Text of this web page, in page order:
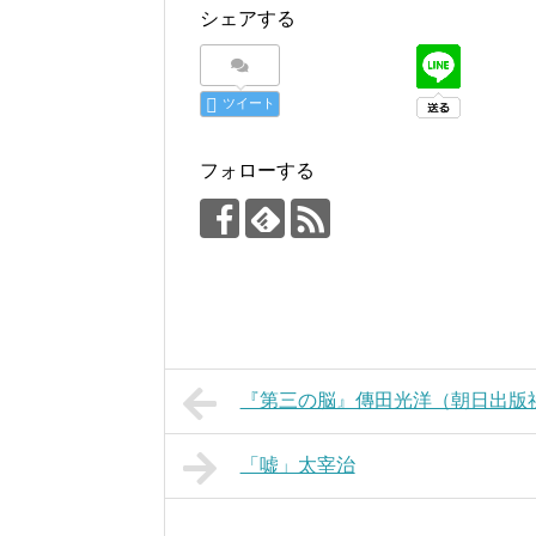
シェアする
ツイート
フォローする
『第三の脳』傳田光洋（朝日出版
「嘘」太宰治